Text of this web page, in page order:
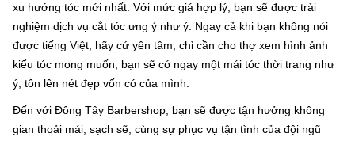
xu hướng tóc mới nhất. Với mức giá hợp lý, bạn sẽ được trải
nghiệm dịch vụ cắt tóc ưng ý như ý. Ngay cả khi bạn không nói
được tiếng Việt, hãy cứ yên tâm, chỉ cần cho thợ xem hình ảnh
kiểu tóc mong muốn, bạn sẽ có ngay một mái tóc thời trang như
ý, tôn lên nét đẹp vốn có của mình.
Đến với Đông Tây Barbershop, bạn sẽ được tận hưởng không
gian thoải mái, sạch sẽ, cùng sự phục vụ tận tình của đội ngũ